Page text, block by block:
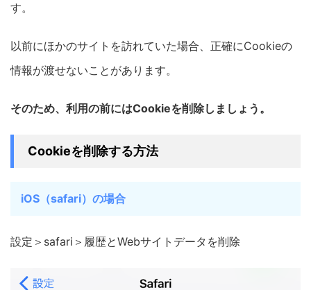
す。
以前にほかのサイトを訪れていた場合、正確にCookieの
情報が渡せないことがあります。
そのため、利用の前にはCookieを削除しましょう。
Cookieを削除する方法
iOS（safari）の場合
設定＞safari＞履歴とWebサイトデータを削除